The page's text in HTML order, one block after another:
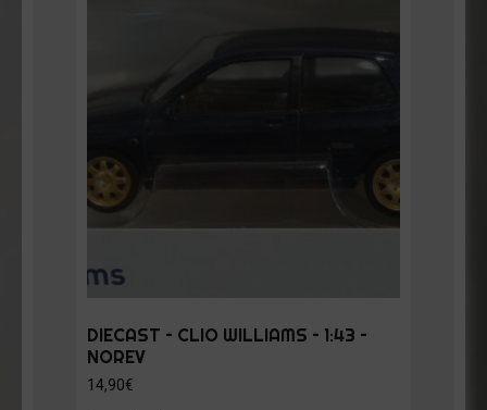
DIECAST – CLIO WILLIAMS – 1:43 –
NOREV
14,90€